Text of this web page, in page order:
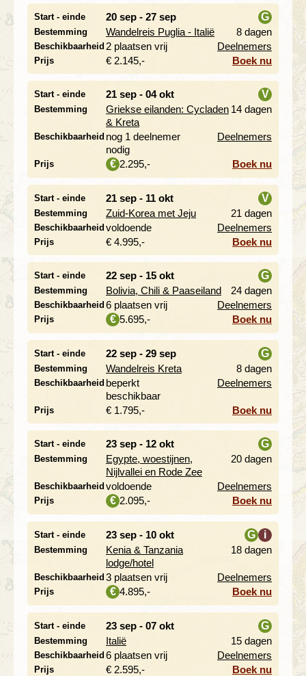
Start - einde 20 sep - 27 sep
Bestemming Wandelreis Puglia - Italië
G
8 dagen
Beschikbaarheid 2 plaatsen vrij Deelnemers
Prijs € 2.145,- Boek nu
Start - einde 21 sep - 04 okt
Bestemming
Griekse eilanden: Cycladen
& Kreta
V
14 dagen
Beschikbaarheid nog 1 deelnemer
nodig
Deelnemers
Prijs € 2.295,- Boek nu
Start - einde 21 sep - 11 okt
Bestemming Zuid-Korea met Jeju
V
21 dagen
Beschikbaarheid voldoende Deelnemers
Prijs € 4.995,- Boek nu
Start - einde 22 sep - 15 okt
Bestemming Bolivia, Chili & Paaseiland
G
24 dagen
Beschikbaarheid 6 plaatsen vrij Deelnemers
Prijs € 5.695,- Boek nu
Start - einde 22 sep - 29 sep
Bestemming Wandelreis Kreta
G
8 dagen
Beschikbaarheid beperkt
beschikbaar
Deelnemers
Prijs € 1.795,- Boek nu
Start - einde 23 sep - 12 okt
Bestemming
Egypte, woestijnen,
Nijlvallei en Rode Zee
G
20 dagen
Beschikbaarheid voldoende Deelnemers
Prijs € 2.095,- Boek nu
Start - einde 23 sep - 10 okt
Bestemming
Kenia & Tanzania
lodge/hotel
G
i
18 dagen
Beschikbaarheid 3 plaatsen vrij Deelnemers
Prijs € 4.895,- Boek nu
Start - einde 23 sep - 07 okt
Bestemming Italië
G
15 dagen
Beschikbaarheid 6 plaatsen vrij Deelnemers
Prijs € 2.595,- Boek nu